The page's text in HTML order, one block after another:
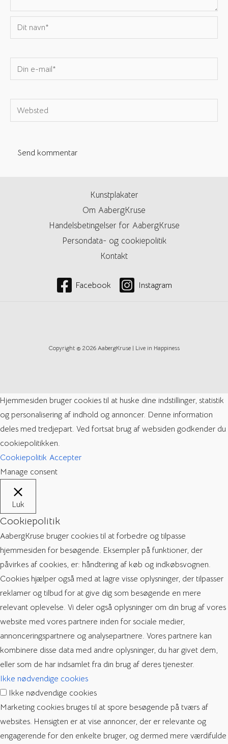
Dit
navn*
Din
e-
Websted
Kunstplakater
Om AabergKruse
Handelsbetingelser for AabergKruse
Persondata- og cookiepolitik
Kontakt
Facebook Instagram
Copyright © 2026 AabergKruse | Live in Happiness
Hjemmesiden bruger cookies til at huske dine indstillinger, statistik
og personalisering af indhold og annoncer. Denne information
deles med tredjepart. Ved fortsat brug af websiden godkender du
cookiepolitikken.
Cookiepolitik Accepter
Manage consent
Luk
Cookiepolitik
AabergKruse bruger cookies til at forbedre og tilpasse
hjemmesiden for besøgende. Eksempler på funktioner, der
påvirkes af cookies, er: håndtering af køb og indkøbsvognen.
Cookies hjælper også med at lagre visse oplysninger, der tilpasser
reklamer og tilbud for at give dig som besøgende en mere
relevant oplevelse. Vi deler også oplysninger om din brug af vores
website med vores partnere inden for sociale medier,
annonceringspartnere og analysepartnere. Vores partnere kan
kombinere disse data med andre oplysninger, du har givet dem,
eller som de har indsamlet fra din brug af deres tjenester.
Ikke nødvendige cookies
Ikke nødvendige cookies
Marketing cookies bruges til at spore besøgende på tværs af
websites. Hensigten er at vise annoncer, der er relevante og
engagerende for den enkelte bruger, og dermed mere værdifulde